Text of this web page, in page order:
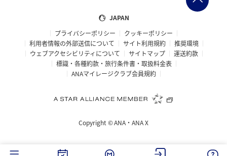
JAPAN
プライバシーポリシー
クッキーポリシー
利用者情報の外部送信について
サイト利用規約
推奨環境
ウェブアクセシビリティについて
サイトマップ
運送約款
標識・各種約款・旅行条件書・取扱料金表
ANAマイレージクラブ会員規約
Copyright ©ANA・ANA X